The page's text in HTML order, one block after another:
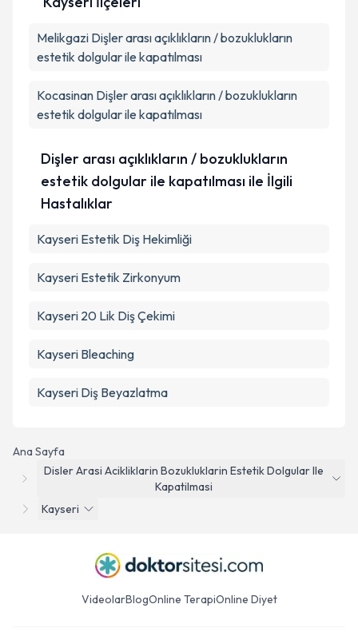
Metni'ni okudum ve kişisel verilerimin belirtilen
kapsamda işlenmesini kabul ediyorum.
Takvim Talebini Gönder
Ana Sayfa
Disler Arasi Acikliklarin Bozukluklarin Estetik Dolgular Ile
Kapatilmasi
Kayseri
Melikgazi Dişler arası açıklıkların / bozuklukların
estetik dolgular ile kapatılması
Kocasinan Dişler arası açıklıkların / bozuklukların
estetik dolgular ile kapatılması
Dişler arası açıklıkların / bozuklukların
estetik dolgular ile kapatılması ile İlgili
Hastalıklar
Kayseri Estetik Diş Hekimliği
Kayseri Estetik Zirkonyum
Kayseri 20 Lik Diş Çekimi
Kayseri Bleaching
Kayseri Diş Beyazlatma
VideolarBlogOnline TerapiOnline Diyet